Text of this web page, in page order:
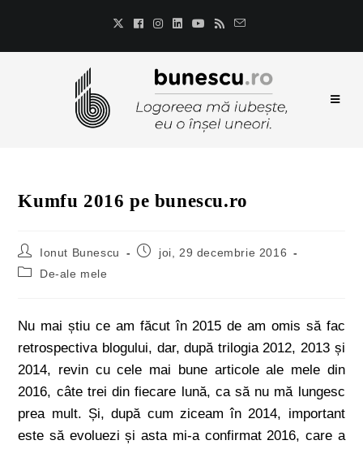
Kumfu 2016 pe bunescu.ro
Ionut Bunescu
joi, 29 decembrie 2016
De-ale mele
Nu mai știu ce am făcut în 2015 de am omis să fac
retrospectiva blogului, dar, după trilogia 2012, 2013 și
2014, revin cu cele mai bune articole ale mele din
2016, câte trei din fiecare lună, ca să nu mă lungesc
prea mult. Și, după cum ziceam în 2014, important
este să evoluezi și asta mi-a confirmat 2016, care a